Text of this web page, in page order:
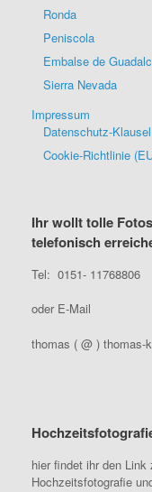
Ronda
Peniscola
Embalse de
Sierra Nevada
Impressum
Datenschutz-Klausel
Cookie-Richtlinie
Ihr wollt tolle
telefonisch
Tel: 0151- 11768806
oder E-Mail
thomas ( @ ) thomas-
hier findet ihr den
Hochzeitsfotografie